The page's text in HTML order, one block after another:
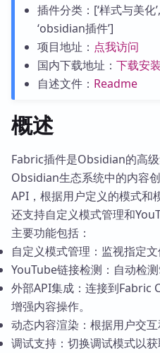
插件分类：[‘样式与美化
‘obsidian插件’]
项目地址： 点我访问
国内下载地址： 下载安装
自述文件： Readme
概述
Fabric插件是Obsidian的高
Obsidian生态系统中的内容
API，根据用户定义的模式和
还支持自定义模式管理和
主要功能包括：
自定义模式管理：监视指定
YouTube链接检测：自动检测
外部API集成：连接到Fabric
增强内容操作。
动态内容渲染：根据用户交互
调试支持：切换调试模式以获